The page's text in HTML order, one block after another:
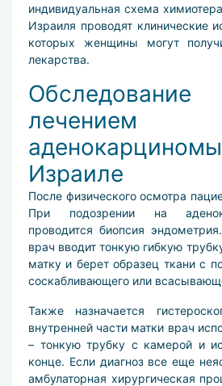
индивидуальная схема
Израиля проводят клинические
которых женщины могут
лекарства.
лечением
Израиле
После физического осмотра
При подозрении на
проводится биопсия
врач вводит тонкую гибкую
матку и берет образец ткани с
соскабливающего или
Также назначается
внутренней части матки врач
– тонкую трубку с камерой и
конце. Если диагноз все еще
амбулаторная хирургическая